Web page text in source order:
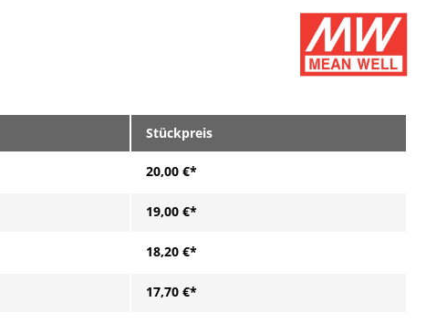
Stückpreis
20,00 €*
19,00 €*
18,20 €*
17,70 €*